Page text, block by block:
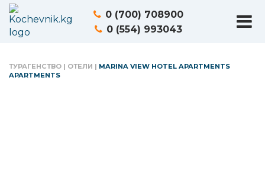
0 (700) 708900
0 (554) 993043
ТУРАГЕНСТВО | ОТЕЛИ | MARINA VIEW HOTEL APARTMENTS
APARTMENTS